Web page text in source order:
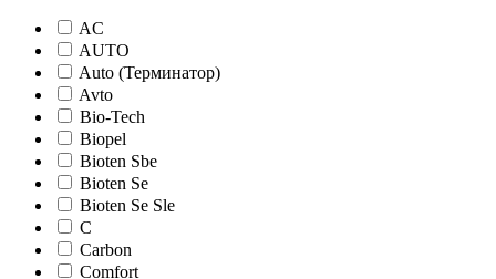
AC
AUTO
Auto (Терминатор)
Avto
Bio-Tech
Biopel
Bioten Sbe
Bioten Se
Bioten Se Sle
C
Carbon
Comfort